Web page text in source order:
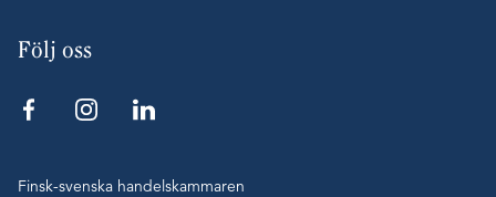
Följ oss
Finsk-svenska handelskammaren